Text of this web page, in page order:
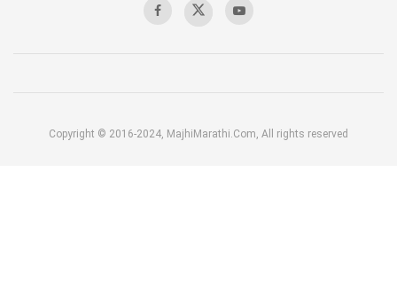
Copyright © 2016-2024, MajhiMarathi.Com, All rights reserved